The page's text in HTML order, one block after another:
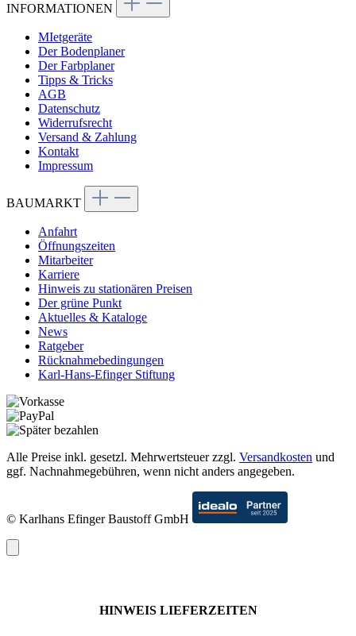
INFORMATIONEN
MIetgeräte
Der Bodenplaner
Der Farbplaner
Tipps & Tricks
AGB
Datenschutz
Widerrufsrecht
Versand & Zahlung
Kontakt
Impressum
BAUMARKT
Anfahrt
Öffnungszeiten
Mitarbeiter
Karriere
Hinweis zu stationären Preisen
Der grüne Punkt
Aktuelles & Kataloge
News
Ratgeber
Rücknahmebedingungen
Karl-Hans-Efinger Stiftung
Alle Preise inkl. gesetzl. Mehrwertsteuer zzgl. Versandkosten und
ggf. Nachnahmegebühren, wenn nicht anders angegeben.
© Karlhans Efinger Baustoff GmbH
HINWEIS LIEFERZEITEN